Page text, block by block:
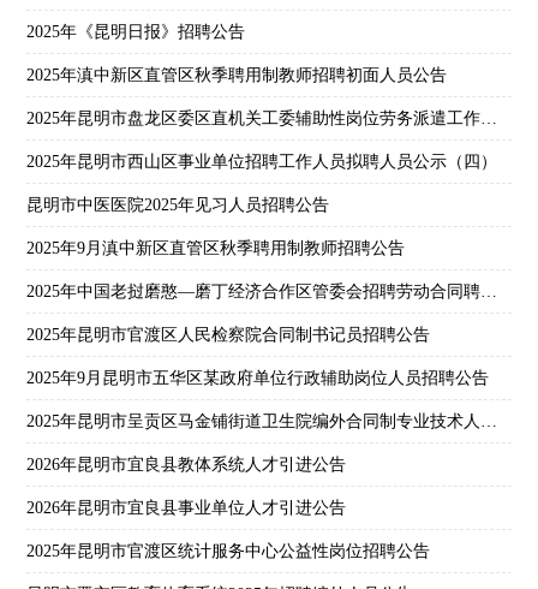
2025年《昆明日报》招聘公告
2025年滇中新区直管区秋季聘用制教师招聘初面人员公告
2025年昆明市盘龙区委区直机关工委辅助性岗位劳务派遣工作人员招聘公告
2025年昆明市西山区事业单位招聘工作人员拟聘人员公示（四）
昆明市中医医院2025年见习人员招聘公告
2025年9月滇中新区直管区秋季聘用制教师招聘公告
2025年中国老挝磨憨—磨丁经济合作区管委会招聘劳动合同聘用人员公告
2025年昆明市官渡区人民检察院合同制书记员招聘公告
2025年9月昆明市五华区某政府单位行政辅助岗位人员招聘公告
2025年昆明市呈贡区马金铺街道卫生院编外合同制专业技术人员招聘公告
2026年昆明市宜良县教体系统人才引进公告
2026年昆明市宜良县事业单位人才引进公告
2025年昆明市官渡区统计服务中心公益性岗位招聘公告